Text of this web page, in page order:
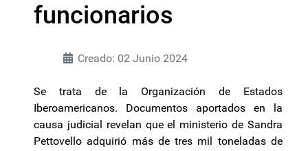
funcionarios
Creado: 02 Junio 2024
Se trata de la Organización de Estados
Iberoamericanos. Documentos aportados en la
causa judicial revelan que el ministerio de Sandra
Pettovello adquirió más de tres mil toneladas de